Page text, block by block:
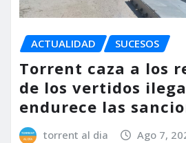
ACTUALIDAD SUCESOS
Torrent caza a los
de los vertidos
endurece las
torrent al dia Ago 7,